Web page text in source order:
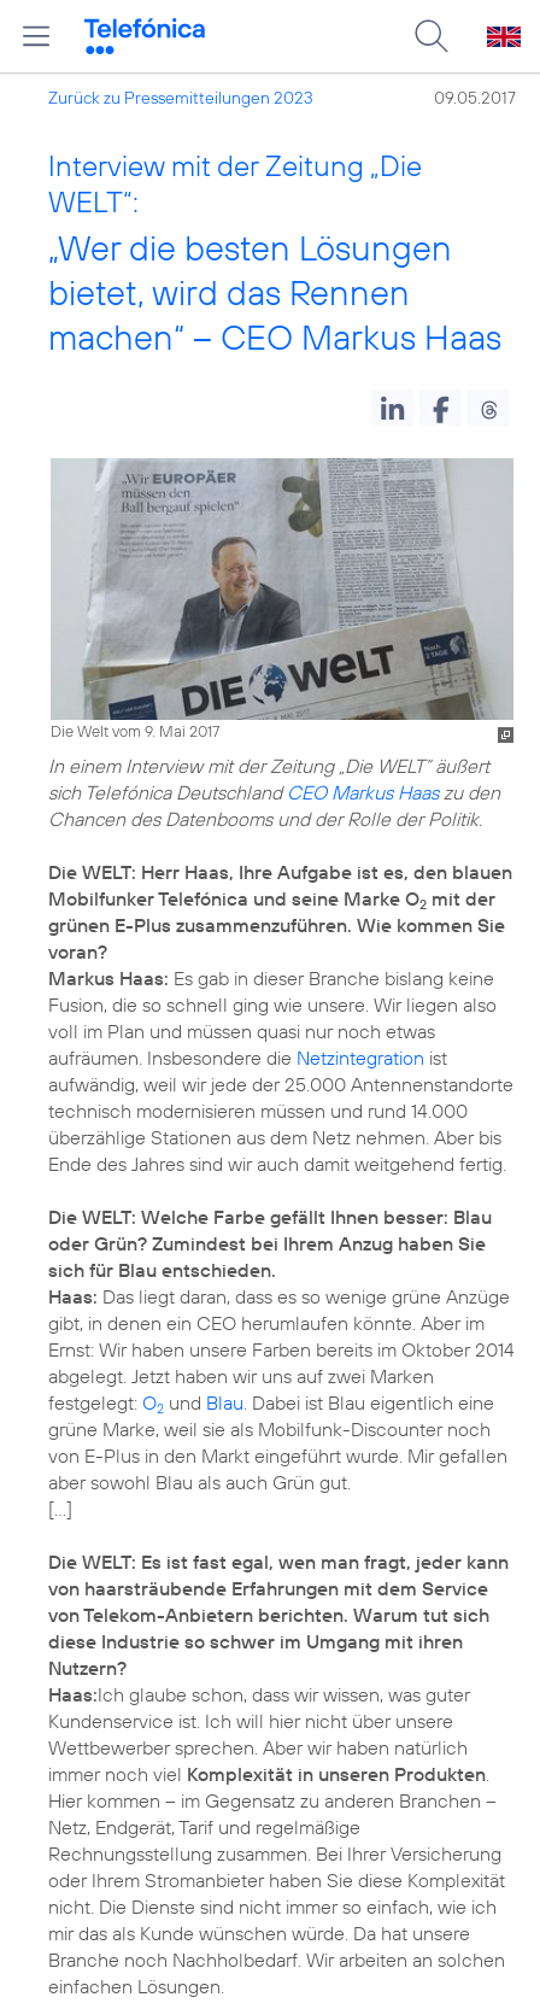
Zurück zu Pressemitteilungen 2023 09.05.2017
Interview mit der Zeitung „Die
WELT“:
„Wer die besten Lösungen
bietet, wird das Rennen
machen“ – CEO Markus Haas
Die Welt vom 9. Mai 2017
In einem Interview mit der Zeitung „Die WELT“ äußert
sich Telefónica Deutschland CEO Markus Haaszu den
Chancen des Datenbooms und der Rolle der Politik.
Die WELT: Herr Haas, Ihre Aufgabe ist es, den blauen
Mobilfunker Telefónica und seine Marke O2 mit der
grünen E-Plus zusammenzuführen. Wie kommen Sie
voran?
Markus Haas: Es gab in dieser Branche bislang keine
Fusion, die so schnell ging wie unsere. Wir liegen also
voll im Plan und müssen quasi nur noch etwas
aufräumen. Insbesondere die Netzintegration ist
aufwändig, weil wir jede der 25.000 Antennenstandorte
technisch modernisieren müssen und rund 14.000
überzählige Stationen aus dem Netz nehmen. Aber bis
Ende des Jahres sind wir auch damit weitgehend fertig.
Die WELT: Welche Farbe gefällt Ihnen besser: Blau
oder Grün? Zumindest bei Ihrem Anzug haben Sie
sich für Blau entschieden.
Haas: Das liegt daran, dass es so wenige grüne Anzüge
gibt, in denen ein CEO herumlaufen könnte. Aber im
Ernst: Wir haben unsere Farben bereits im Oktober 2014
abgelegt. Jetzt haben wir uns auf zwei Marken
festgelegt: O2 und Blau . Dabei ist Blau eigentlich eine
grüne Marke, weil sie als Mobilfunk-Discounter noch
von E-Plus in den Markt eingeführt wurde. Mir gefallen
aber sowohl Blau als auch Grün gut.
[…]
Die WELT: Es ist fast egal, wen man fragt, jeder kann
von haarsträubende Erfahrungen mit dem Service
von Telekom-Anbietern berichten. Warum tut sich
diese Industrie so schwer im Umgang mit ihren
Nutzern?
Haas:Ich glaube schon, dass wir wissen, was guter
Kundenservice ist. Ich will hier nicht über unsere
Wettbewerber sprechen. Aber wir haben natürlich
immer noch viel Komplexität in unseren Produkten
Hier kommen – im Gegensatz zu anderen Branchen –
Netz, Endgerät, Tarif und regelmäßige
Rechnungsstellung zusammen. Bei Ihrer Versicherung
oder Ihrem Stromanbieter haben Sie diese Komplexität
nicht. Die Dienste sind nicht immer so einfach, wie ich
mir das als Kunde wünschen würde. Da hat unsere
Branche noch Nachholbedarf. Wir arbeiten an solchen
einfachen Lösungen.